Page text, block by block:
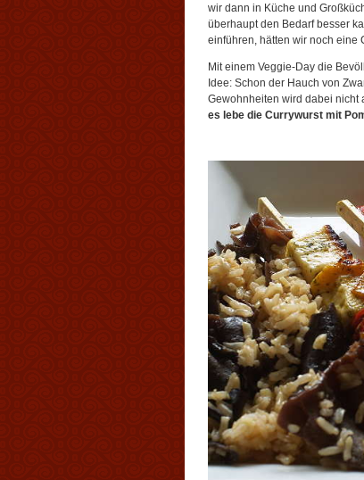
wir dann in Küche und
überhaupt den Bedarf besser
einführen, hätten wir noch eine
Mit einem Veggie-Day die
Idee: Schon der Hauch von
Gewohnheiten wird dabei nicht
es lebe die Currywurst mit